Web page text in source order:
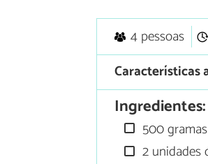
4 pessoas
Características
Ingredientes:
500
2 unidades